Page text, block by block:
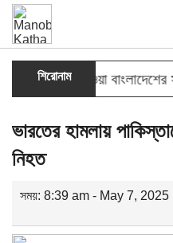
শিরোনাম
সুযোগ দেওয়া বাংলাদেশের
ভারতের হামলায়
নিহত
সময়: 8:39 am - May 7, 2025 |